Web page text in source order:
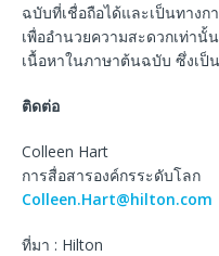
ฉบับที่เชื่อถือได้และเป็นทาง
เพื่ออำนวยความสะดวกเท่านั้
เนื้อหาในภาษาต้นฉบับ ซึ่งเป็
ติดต่อ
Colleen Hart
การสื่อสารองค์กรระดับโลก
Colleen.Hart@hilton.com
ที่มา : Hilton